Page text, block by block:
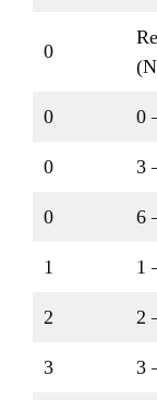
0
0 0
0 3
0 6
1 1
2 2
3 3